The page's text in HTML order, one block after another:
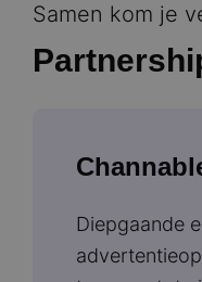
Samen kom je
Diepgaande